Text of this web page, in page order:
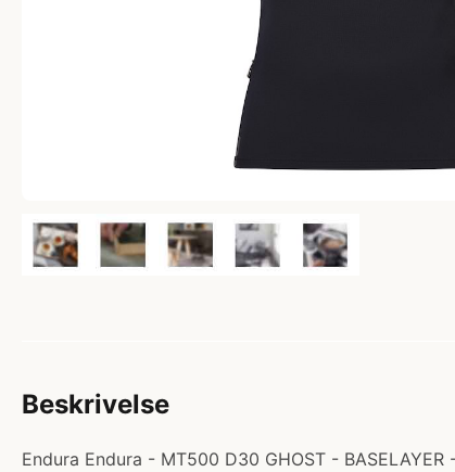
Beskrivelse
Endura Endura - MT500 D30 GHOST -